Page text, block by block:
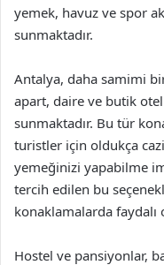
yemek, havuz ve spor
sunmaktadır.
Antalya, daha samimi
apart, daire ve butik
sunmaktadır. Bu tür
turistler için oldukça
yemeğinizi yapabilme
tercih edilen bu
konaklamalarda faydalı
Hostel ve pansiyonlar,